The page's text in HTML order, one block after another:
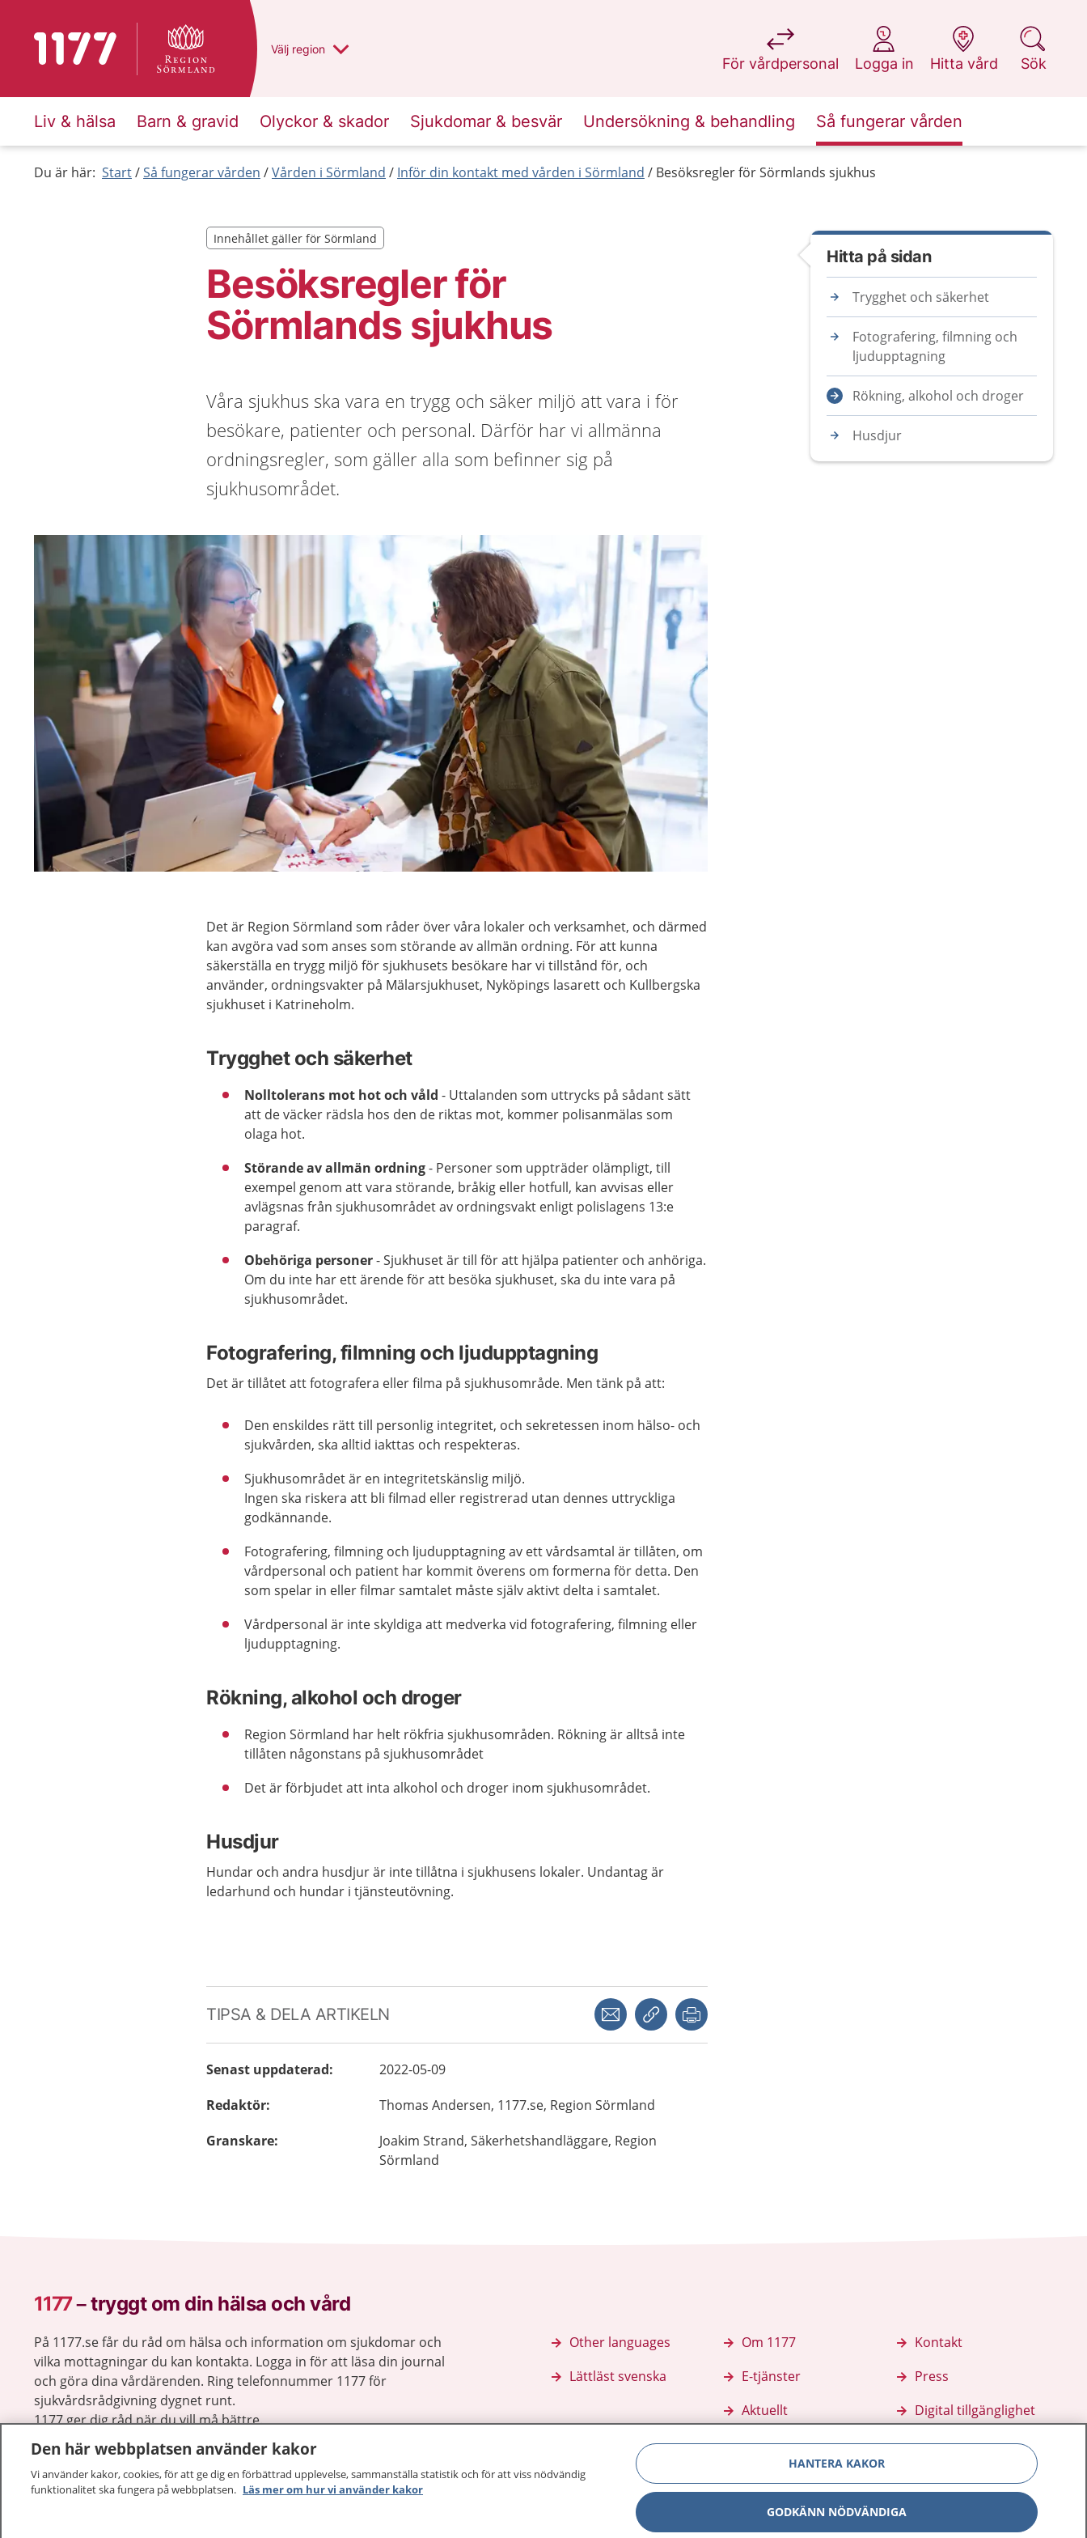
Till startsidan för 1177 Du har valt region
Välj en annan
region
För vårdpersonal
på 1177.se
Logga in
på 1177.se
Hitta vård
på 1177.se
Sök
på 1177.se
Liv & hälsa Barn & gravid Olyckor & skador Sjukdomar & besvär Undersökning & behandling Så fungerar vården
Du är här: Start Så fungerar vården Vården i Sörmland Inför din kontakt med vården i Sörmland Besöksregler för Sörmlands sjukhus
Besöksregler för
Sörmlands sjukhus
Innehållet gäller för Sörmland
Innehållet gäller för Sörmland
Våra sjukhus ska vara en trygg och säker miljö att vara i för
besökare, patienter och personal. Därför har vi allmänna
ordningsregler, som gäller alla som befinner sig på
sjukhusområdet.
Det är Region Sörmland som råder över våra lokaler och verksamhet, och därmed
kan avgöra vad som anses som störande av allmän ordning. För att kunna
säkerställa en trygg miljö för sjukhusets besökare har vi tillstånd för, och
använder, ordningsvakter på Mälarsjukhuset, Nyköpings lasarett och Kullbergska
sjukhuset i Katrineholm.
Trygghet och säkerhet
Nolltolerans mot hot och våld - Uttalanden som uttrycks på sådant sätt
att de väcker rädsla hos den de riktas mot, kommer polisanmälas som
olaga hot.
Störande av allmän ordning- Personer som uppträder olämpligt, till
exempel genom att vara störande, bråkig eller hotfull, kan avvisas eller
avlägsnas från sjukhusområdet av ordningsvakt enligt polislagens 13:e
paragraf.
Obehöriga personer- Sjukhuset är till för att hjälpa patienter och anhöriga.
Om du inte har ett ärende för att besöka sjukhuset, ska du inte vara på
sjukhusområdet.
Fotografering, filmning och ljudupptagning
Det är tillåtet att fotografera eller filma på sjukhusområde. Men tänk på att:
Den enskildes rätt till personlig integritet, och sekretessen inom hälso- och
sjukvården, ska alltid iakttas och respekteras.
Sjukhusområdet är en integritetskänslig miljö.
Ingen ska riskera att bli filmad eller registrerad utan dennes uttryckliga
godkännande.
Fotografering, filmning och ljudupptagning av ett vårdsamtal är tillåten, om
vårdpersonal och patient har kommit överens om formerna för detta. Den
som spelar in eller filmar samtalet måste själv aktivt delta i samtalet.
Vårdpersonal är inte skyldiga att medverka vid fotografering, filmning eller
ljudupptagning.
Rökning, alkohol och droger
Region Sörmland har helt rökfria sjukhusområden. Rökning är alltså inte
tillåten någonstans på sjukhusområdet
Det är förbjudet att inta alkohol och droger inom sjukhusområdet.
Husdjur
Hundar och andra husdjur är inte tillåtna i sjukhusens lokaler. Undantag är
ledarhund och hundar i tjänsteutövning.
TIPSA & DELA ARTIKELN Dela via mejlKopiera länk
Senast uppdaterad:
2022-05-09
Redaktör: Thomas Andersen, 1177.se, Region Sörmland
Granskare: Joakim Strand, Säkerhetshandläggare, Region
Sörmland
Hitta på sidan
Trygghet och säkerhet
Fotografering, filmning och
ljudupptagning
Rökning, alkohol och droger
Husdjur
1177–tryggt om din hälsa och vård
På 1177.se får du råd om hälsa och information om sjukdomar och
vilka mottagningar du kan kontakta. Logga in för att läsa din journal
och göra dina vårdärenden. Ring telefonnummer 1177 för
sjukvårdsrådgivning dygnet runt.
1177 ger dig råd när du vill må bättre.
Other languages
Lättläst svenska
Om 1177
E-tjänster
Aktuellt
Kontakt
Press
Digital tillgänglighet
Den här webbplatsen använder kakor
Vi använder kakor, cookies, för att ge dig en förbättrad upplevelse, sammanställa statistik och för att viss nödvändig
funktionalitet ska fungera på webbplatsen. Läs mer om hur vi använder kakor
HANTERA KAKOR
GODKÄNN NÖDVÄNDIGA